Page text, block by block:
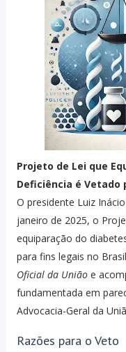
Projeto de Lei que
Deficiência é Vetado
O presidente Luiz
janeiro de 2025, o
equiparação do
para fins legais no
Oficial da Uniãoe
fundamentada em
Advocacia-Geral da
Razões para o Veto